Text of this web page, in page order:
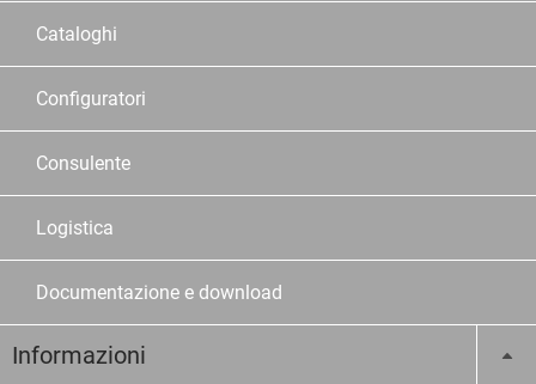
Cataloghi
Configuratori
Consulente
Logistica
Documentazione e download
Informazioni